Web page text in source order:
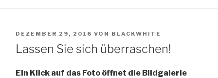
VERÖFFENTLICHT
AM
DEZEMBER 29, 2016 VON BLACKWHITE
Lassen Sie sich überraschen!
Ein Klick auf das Foto öffnet die Bildgalerie